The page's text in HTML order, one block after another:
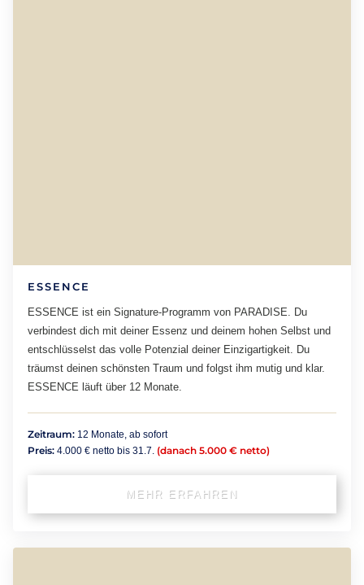
ESSENCE
ESSENCE ist ein Signature-Programm von PARADISE. Du
verbindest dich mit deiner Essenz und deinem hohen Selbst und
entschlüsselst das volle Potenzial deiner Einzigartigkeit. Du
träumst deinen schönsten Traum und folgst ihm mutig und klar.
ESSENCE läuft über 12 Monate.
Zeitraum: 12 Monate, ab sofort
Preis: 4.000 € netto bis 31.7. (danach 5.000 € netto)
MEHR ERFAHREN